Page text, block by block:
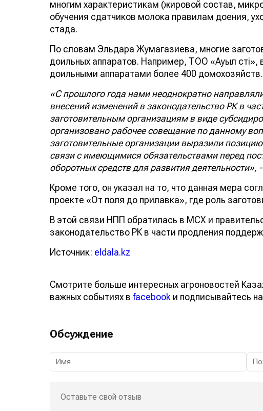
многим характеристикам (жировой состав,
обучения сдатчиков молока правилам доения,
стада.
По словам Эльдара Жумагазиева, многие
доильных аппаратов. Например, ТОО «Ауыл
доильными аппаратами более 400 домохозяйств.
«С прошлого года нами неоднократно
внесений изменений в законодательство РК в
заготовительным организациям в виде
организовано рабочее совещание по данному
заготовительные организации выразили
связи с имеющимися обязательствами перед
оборотных средств для развития
Кроме того, он указал на то, что данная мера
проекте «От поля до прилавка», где роль
В этой связи НПП обратилась в МСХ и
законодательство РК в части продления
Источник: eldala.kz
Смотрите больше интересных агроновостей
важных событиях в facebook и подписывайтесь
Обсуждение